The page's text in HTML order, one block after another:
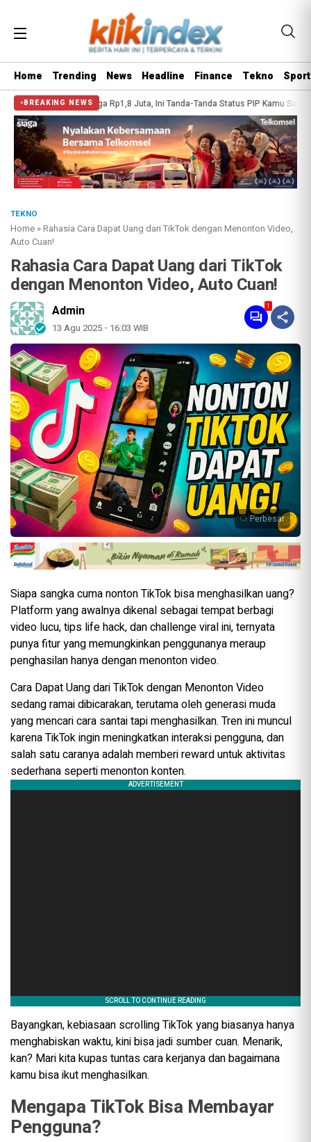
Home Trending News Headline Finance Tekno Sport
BREAKING NEWS
Rp1,8 Juta, Ini Tanda-Tanda Status PIP Kamu Sudah Siap Dicairkan Emas
TEKNO
Home »Rahasia Cara Dapat Uang dari TikTok dengan Menonton Video,
Auto Cuan!
Rahasia Cara Dapat Uang dari TikTok
dengan Menonton Video, Auto Cuan!
Admin
13 Agu 2025 - 16:03 WIB
1
Perbesar
Siapa sangka cuma nonton TikTok bisa menghasilkan uang?
Platform yang awalnya dikenal sebagai tempat berbagi
video lucu, tips life hack, dan challenge viral ini, ternyata
punya fitur yang memungkinkan penggunanya meraup
penghasilan hanya dengan menonton video.
Cara Dapat Uang dari TikTok dengan Menonton Video
sedang ramai dibicarakan, terutama oleh generasi muda
yang mencari cara santai tapi menghasilkan. Tren ini muncul
karena TikTok ingin meningkatkan interaksi pengguna, dan
salah satu caranya adalah memberi reward untuk aktivitas
sederhana seperti menonton konten.
Bayangkan, kebiasaan scrolling TikTok yang biasanya hanya
menghabiskan waktu, kini bisa jadi sumber cuan. Menarik,
kan? Mari kita kupas tuntas cara kerjanya dan bagaimana
kamu bisa ikut menghasilkan.
Mengapa TikTok Bisa Membayar
Pengguna?